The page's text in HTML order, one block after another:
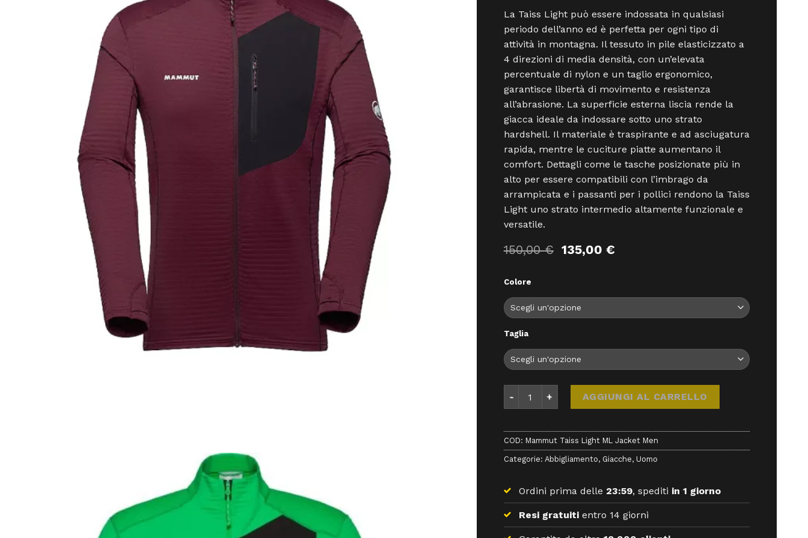
La Taiss Light può essere indossata in qualsiasi
periodo dell’anno ed è perfetta per ogni tipo di
attività in montagna. Il tessuto in pile elasticizzato a
4 direzioni di media densità, con un’elevata
percentuale di nylon e un taglio ergonomico,
garantisce libertà di movimento e resistenza
all’abrasione. La superficie esterna liscia rende la
giacca ideale da indossare sotto uno strato
hardshell. Il materiale è traspirante e ad asciugatura
rapida, mentre le cuciture piatte aumentano il
comfort. Dettagli come le tasche posizionate più in
alto per essere compatibili con l’imbrago da
arrampicata e i passanti per i pollici rendono la Taiss
Light uno strato intermedio altamente funzionale e
versatile.
150,00€ Il
prezzo
150,00 €.
135,00 €Il
135,00 €.
Colore
Taglia
AGGIUNGI AL CARRELLO
COD: Mammut Taiss Light ML Jacket Men
Categorie: Abbigliamento, Giacche, Uomo
Ordini prima delle 23:59, spediti in 1 giorno
Resi gratuitientro 14 giorni